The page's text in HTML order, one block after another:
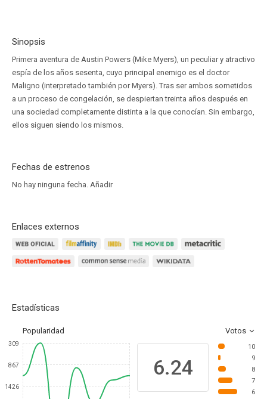
Sinopsis
Primera aventura de Austin Powers (Mike Myers), un peculiar y atractivo
espía de los años sesenta, cuyo principal enemigo es el doctor
Maligno (interpretado también por Myers). Tras ser ambos sometidos
a un proceso de congelación, se despiertan treinta años después en
una sociedad completamente distinta a la que conocían. Sin embargo,
ellos siguen siendo los mismos.
Fechas de estrenos
No hay ninguna fecha. Añadir
Enlaces externos
Estadísticas
Popularidad Votos
309
867
1426
6.24
10
9
8
7
6